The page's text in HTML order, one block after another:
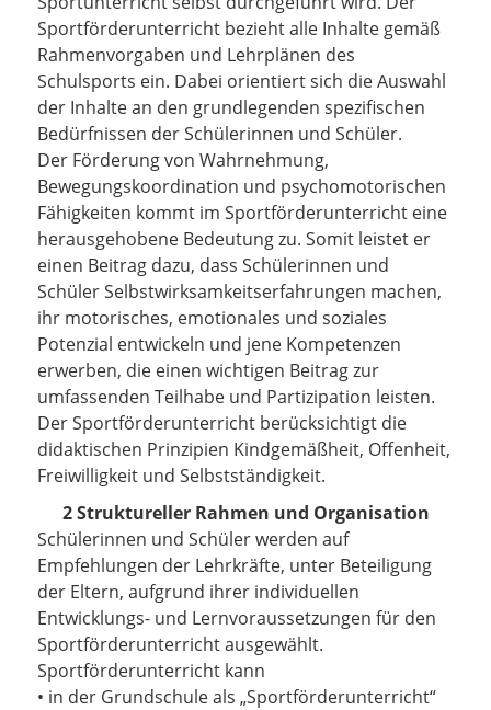
Sportförderunterricht bezieht alle Inhalte gemäß
Rahmenvorgaben und Lehrplänen des
Schulsports ein. Dabei orientiert sich die Auswahl
der Inhalte an den grundlegenden spezifischen
Bedürfnissen der Schülerinnen und Schüler.
Der Förderung von Wahrnehmung,
Bewegungskoordination und psychomotorischen
Fähigkeiten kommt im Sportförderunterricht eine
herausgehobene Bedeutung zu. Somit leistet er
einen Beitrag dazu, dass Schülerinnen und
Schüler Selbstwirksamkeitserfahrungen machen,
ihr motorisches, emotionales und soziales
Potenzial entwickeln und jene Kompetenzen
erwerben, die einen wichtigen Beitrag zur
umfassenden Teilhabe und Partizipation leisten.
Der Sportförderunterricht berücksichtigt die
didaktischen Prinzipien Kindgemäßheit, Offenheit,
Freiwilligkeit und Selbstständigkeit.
2 Struktureller Rahmen und Organisation
Schülerinnen und Schüler werden auf
Empfehlungen der Lehrkräfte, unter Beteiligung
der Eltern, aufgrund ihrer individuellen
Entwicklungs- und Lernvoraussetzungen für den
Sportförderunterricht ausgewählt.
Sportförderunterricht kann
• in der Grundschule als „Sportförderunterricht“